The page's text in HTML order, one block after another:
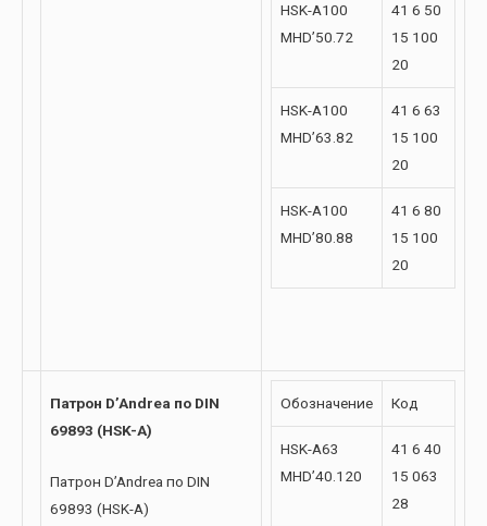
HSK-A100
MHD’50.72
41 6 50
15 100
20
HSK-A100
MHD’63.82
41 6 63
15 100
20
HSK-A100
MHD’80.88
41 6 80
15 100
20
Патрон D’Andrea по DIN
69893 (HSK-A)
Патрон D’Andrea по DIN
69893 (HSK-A)
Обозначение Код
HSK-A63
MHD’40.120
41 6 40
15 063
28